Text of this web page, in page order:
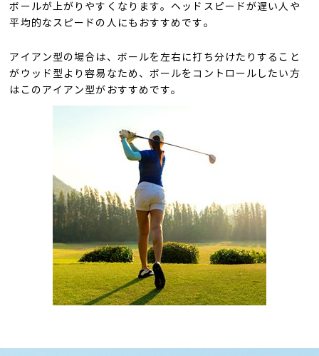
ボールが上がりやすくなります。ヘッドスピードが遅い人や
平均的なスピードの人にもおすすめです。
アイアン型の場合は、ボールを左右に打ち分けたりすること
がウッド型より容易なため、ボールをコントロールしたい方
はこのアイアン型がおすすめです。